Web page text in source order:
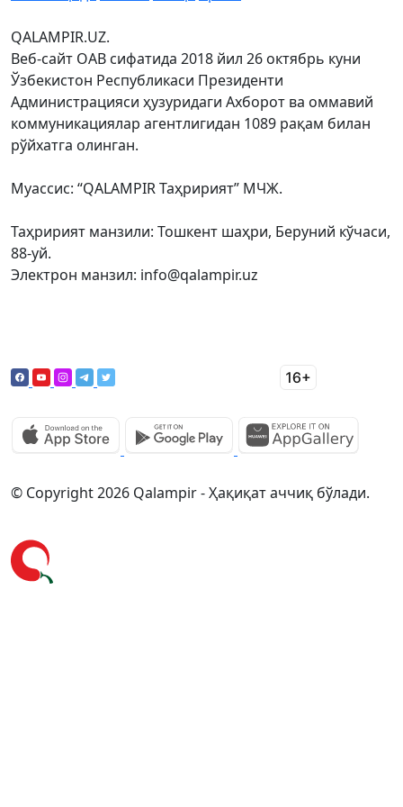
QALAMPIR.UZ.
Веб-сайт ОАВ сифатида 2018 йил 26 октябрь куни
Ўзбекистон Республикаси Президенти
Администрацияси ҳузуридаги Ахборот ва оммавий
коммуникациялар агентлигидан 1089 рақам билан
рўйхатга олинган.
Муассис: “QALAMPIR Таҳририят” МЧЖ.
Таҳририят манзили: Тошкент шаҳри, Беруний кўчаси,
88-уй.
Электрон манзил: info@qalampir.uz
© Copyright 2026 Qalampir - Ҳақиқат аччиқ бўлади.